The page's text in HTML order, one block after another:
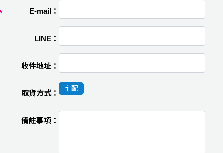
E-mail：
LINE：
收件地址：
取貨方式：
宅配
備註事項：